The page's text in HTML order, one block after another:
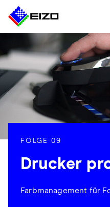
FOLGE 09
Drucker
Farbmanagement für